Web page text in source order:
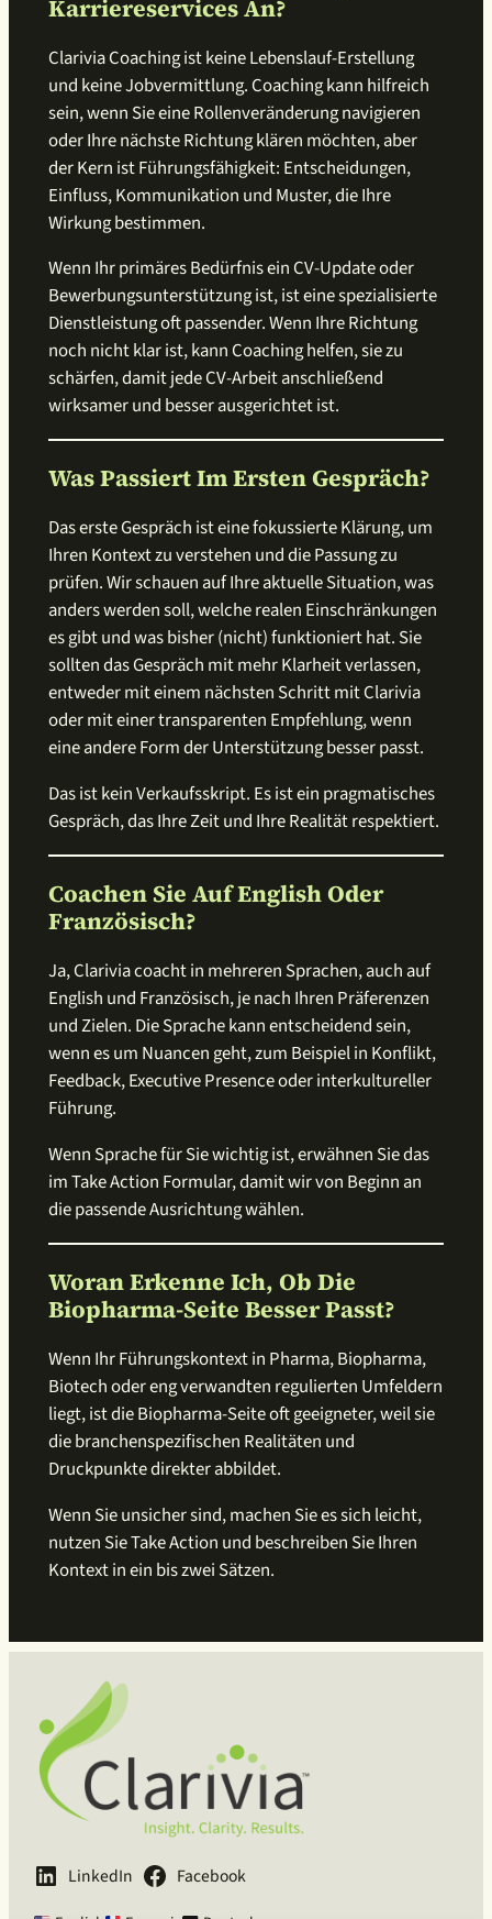
Karriereservices An?
Clarivia Coaching ist keine Lebenslauf-Erstellung
und keine Jobvermittlung. Coaching kann hilfreich
sein, wenn Sie eine Rollenveränderung navigieren
oder Ihre nächste Richtung klären möchten, aber
der Kern ist Führungsfähigkeit: Entscheidungen,
Einfluss, Kommunikation und Muster, die Ihre
Wirkung bestimmen.
Wenn Ihr primäres Bedürfnis ein CV-Update oder
Bewerbungsunterstützung ist, ist eine spezialisierte
Dienstleistung oft passender. Wenn Ihre Richtung
noch nicht klar ist, kann Coaching helfen, sie zu
schärfen, damit jede CV-Arbeit anschließend
wirksamer und besser ausgerichtet ist.
Was Passiert Im Ersten Gespräch?
Das erste Gespräch ist eine fokussierte Klärung, um
Ihren Kontext zu verstehen und die Passung zu
prüfen. Wir schauen auf Ihre aktuelle Situation, was
anders werden soll, welche realen Einschränkungen
es gibt und was bisher (nicht) funktioniert hat. Sie
sollten das Gespräch mit mehr Klarheit verlassen,
entweder mit einem nächsten Schritt mit Clarivia
oder mit einer transparenten Empfehlung, wenn
eine andere Form der Unterstützung besser passt.
Das ist kein Verkaufsskript. Es ist ein pragmatisches
Gespräch, das Ihre Zeit und Ihre Realität respektiert.
Coachen Sie Auf English Oder
Französisch?
Ja, Clarivia coacht in mehreren Sprachen, auch auf
English und Französisch, je nach Ihren Präferenzen
und Zielen. Die Sprache kann entscheidend sein,
wenn es um Nuancen geht, zum Beispiel in Konflikt,
Feedback, Executive Presence oder interkultureller
Führung.
Wenn Sprache für Sie wichtig ist, erwähnen Sie das
im Take Action Formular, damit wir von Beginn an
die passende Ausrichtung wählen.
Woran Erkenne Ich, Ob Die
Biopharma-Seite Besser Passt?
Wenn Ihr Führungskontext in Pharma, Biopharma,
Biotech oder eng verwandten regulierten Umfeldern
liegt, ist die Biopharma-Seite oft geeigneter, weil sie
die branchenspezifischen Realitäten und
Druckpunkte direkter abbildet.
Wenn Sie unsicher sind, machen Sie es sich leicht,
nutzen Sie Take Action und beschreiben Sie Ihren
Kontext in ein bis zwei Sätzen.
LinkedIn Facebook